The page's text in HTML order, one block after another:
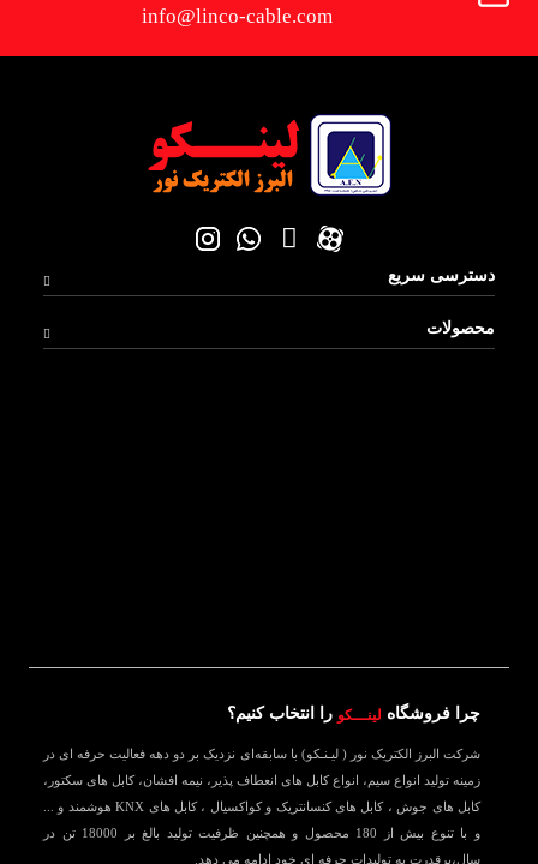
info@linco-cable.com
دسترسی سریع
محصولات
چرا فروشگاه لینـــکو را انتخاب کنیم؟
شرکت البرز الکتریک نور ( لیـنـکو) با سابقه‌ای نزدیک بر دو دهه فعالیت حرفه ای در
زمینه تولید انواع سیم، انواع کابل های انعطاف پذیر، نیمه افشان، کابل های سکتور،
کابل های جوش ، کابل های کنسانتریک و کواکسیال ، کابل های KNX هوشمند و ...
و با تنوع بیش از 180 محصول و همچنین ظرفیت تولید بالغ بر 18000 تن در
سال،پرقدرت به تولیدات حرفه ای خود ادامه می دهد.